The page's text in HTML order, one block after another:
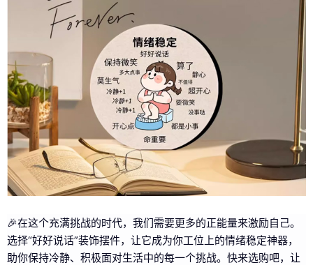
🎉在这个充满挑战的时代，我们需要更多的正能量来激励自己。
选择“好好说话”装饰摆件，让它成为你工位上的情绪稳定神器，
助你保持冷静、积极面对生活中的每一个挑战。快来选购吧，让